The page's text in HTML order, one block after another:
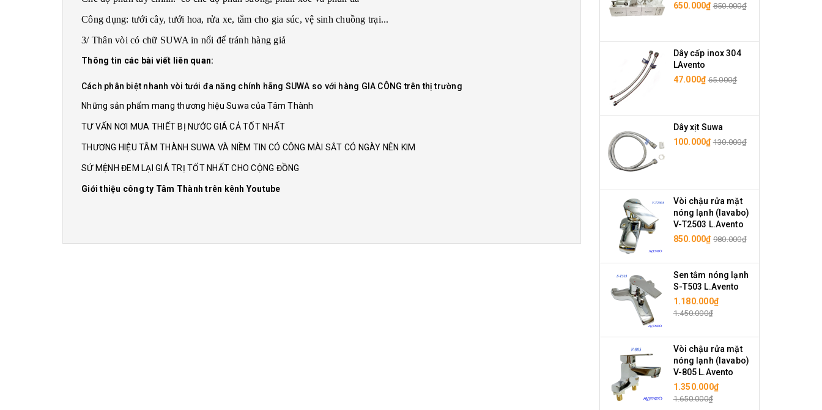
Công dụng: tưới cây, tưới hoa, rửa xe, tắm cho gia súc, vệ sinh chuồng trại...
3/ Thân vòi có chữ SUWA in nổi để tránh hàng giả
Thông tin các bài viết liên quan:
Cách phân biệt nhanh vòi tưới đa năng chính hãng SUWA so với hàng GIA CÔNG trên thị trường
Những sản phẩm mang thương hiệu Suwa của Tâm Thành
TƯ VẤN NƠI MUA THIẾT BỊ NƯỚC GIÁ CẢ TỐT NHẤT
THƯƠNG HIỆU TÂM THÀNH SUWA VÀ NIỀM TIN CÓ CÔNG MÀI SẮT CÓ NGÀY NÊN KIM
SỨ MỆNH ĐEM LẠI GIÁ TRỊ TỐT NHẤT CHO CỘNG ĐỒNG
Giới thiệu công ty Tâm Thành trên kênh Youtube
650.000₫ 850.000₫
Dây cấp inox 304
LAvento
47.000₫ 65.000₫
Dây xịt Suwa
100.000₫ 130.000₫
Vòi chậu rửa mặt
nóng lạnh (lavabo)
V-T2503 L.Avento
850.000₫ 980.000₫
Sen tắm nóng lạnh
S-T503 L.Avento
1.180.000₫
1.450.000₫
Vòi chậu rửa mặt
nóng lạnh (lavabo)
V-805 L.Avento
1.350.000₫
1.650.000₫